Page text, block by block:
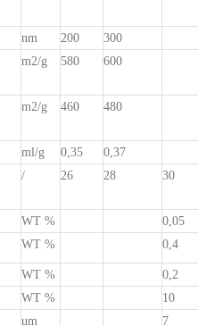
nm 200
300
m2/g 580 600
m2/g 460 480
ml/g 0,35 0,37
/ 26 28 30
WT % 0,05
WT % 0,4
WT % 0,2
WT % 10
um 7